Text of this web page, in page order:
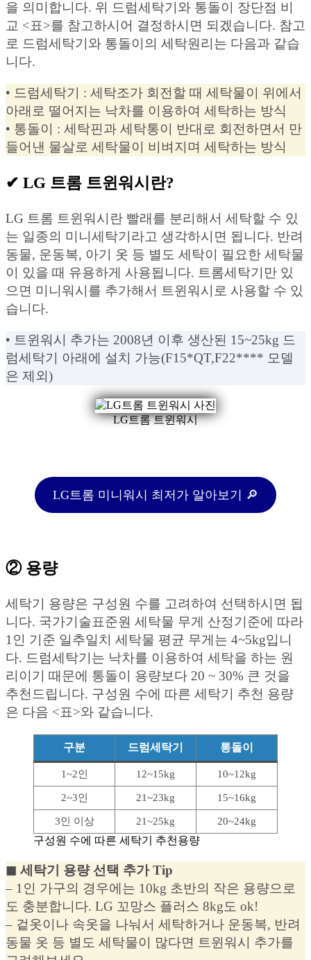
을 의미합니다. 위 드럼세탁기와 통돌이 장단점 비
교 <표>를 참고하시어 결정하시면 되겠습니다. 참고
로 드럼세탁기와 통돌이의 세탁원리는 다음과 같습
니다.
• 드럼세탁기 : 세탁조가 회전할 때 세탁물이 위에서
아래로 떨어지는 낙차를 이용하여 세탁하는 방식
• 통돌이 : 세탁핀과 세탁통이 반대로 회전하면서 만
들어낸 물살로 세탁물이 비벼지며 세탁하는 방식
✔︎ LG 트롬 트윈워시란?
LG 트롬 트윈워시란 빨래를 분리해서 세탁할 수 있
는 일종의 미니세탁기라고 생각하시면 됩니다. 반려
동물, 운동복, 아기 옷 등 별도 세탁이 필요한 세탁물
이 있을 때 유용하게 사용됩니다. 트롬세탁기만 있
으면 미니워시를 추가해서 트윈워시로 사용할 수 있
습니다.
• 트윈워시 추가는 2008년 이후 생산된 15~25kg 드
럼세탁기 아래에 설치 가능(F15*QT,F22**** 모델
은 제외)
LG트롬 트윈워시
LG트롬 미니워시 최저가 알아보기 🔎
② 용량
세탁기 용량은 구성원 수를 고려하여 선택하시면 됩
니다. 국가기술표준원 세탁물 무게 산정기준에 따라
1인 기준 일추일치 세탁물 평균 무게는 4~5kg입니
다. 드럼세탁기는 낙차를 이용하여 세탁을 하는 원
리이기 때문에 통돌이 용량보다 20 ~ 30% 큰 것을
추천드립니다. 구성원 수에 따른 세탁기 추천 용량
은 다음 <표>와 같습니다.
구분 드럼세탁기 통돌이
1~2인 12~15kg 10~12kg
2~3인 21~23kg 15~16kg
3인 이상 21~25kg 20~24kg
구성원 수에 따른 세탁기 추천용량
◼︎ 세탁기 용량 선택 추가 Tip
– 1인 가구의 경우에는 10kg 초반의 작은 용량으로
도 충분합니다. LG 꼬망스 플러스 8kg도 ok!
– 겉옷이나 속옷을 나눠서 세탁하거나 운동복, 반려
동물 옷 등 별도 세탁물이 많다면 트윈워시 추가를